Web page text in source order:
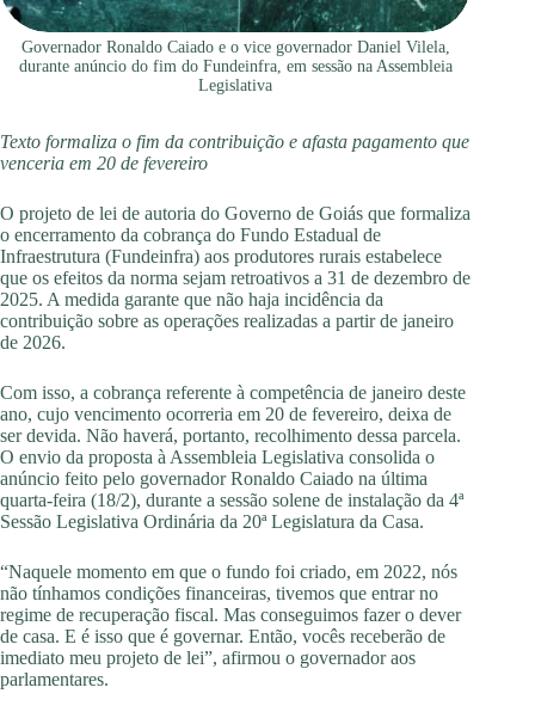
Governador Ronaldo Caiado e o vice governador Daniel Vilela,
durante anúncio do fim do Fundeinfra, em sessão na Assembleia
Legislativa
Texto formaliza o fim da contribuição e afasta pagamento que
venceria em 20 de fevereiro
O projeto de lei de autoria do Governo de Goiás que formaliza
o encerramento da cobrança do Fundo Estadual de
Infraestrutura (Fundeinfra) aos produtores rurais estabelece
que os efeitos da norma sejam retroativos a 31 de dezembro de
2025. A medida garante que não haja incidência da
contribuição sobre as operações realizadas a partir de janeiro
de 2026.
Com isso, a cobrança referente à competência de janeiro deste
ano, cujo vencimento ocorreria em 20 de fevereiro, deixa de
ser devida. Não haverá, portanto, recolhimento dessa parcela.
O envio da proposta à Assembleia Legislativa consolida o
anúncio feito pelo governador Ronaldo Caiado na última
quarta-feira (18/2), durante a sessão solene de instalação da 4ª
Sessão Legislativa Ordinária da 20ª Legislatura da Casa.
“Naquele momento em que o fundo foi criado, em 2022, nós
não tínhamos condições financeiras, tivemos que entrar no
regime de recuperação fiscal. Mas conseguimos fazer o dever
de casa. E é isso que é governar. Então, vocês receberão de
imediato meu projeto de lei”, afirmou o governador aos
parlamentares.